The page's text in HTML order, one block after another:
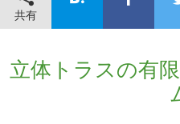
共有
立体トラスの有